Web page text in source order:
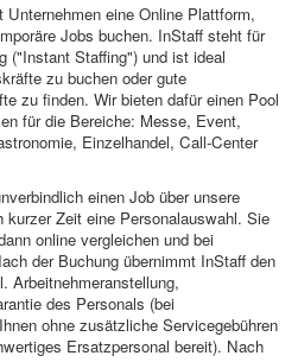
eine Online Plattform,
Jobs buchen. InStaff steht für
("Instant Staffing") und ist ideal
zu buchen oder gute
zu finden. Wir bieten dafür einen Pool
für die Bereiche: Messe, Event,
Einzelhandel, Call-Center
einen Job über unsere
kurzer Zeit eine Personalauswahl. Sie
online vergleichen und bei
der Buchung übernimmt InStaff den
Arbeitnehmeranstellung,
des Personals (bei
ohne zusätzliche Servicegebühren
Ersatzpersonal bereit). Nach